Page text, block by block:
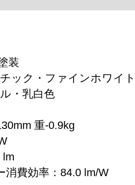
装
ック・ファインホワイ
・乳白色
重-0.9kg
lm
消費効率：84.0 lm/W